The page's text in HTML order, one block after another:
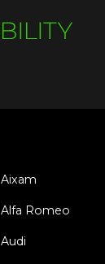
Aixam
Alfa Romeo
Audi